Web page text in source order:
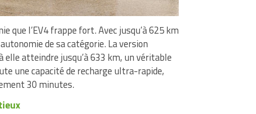
que l’EV4 frappe fort. Avec jusqu’à 625 km
de sa catégorie. La version
atteindre jusqu’à 633 km, un véritable
une capacité de recharge ultra-rapide,
30 minutes.